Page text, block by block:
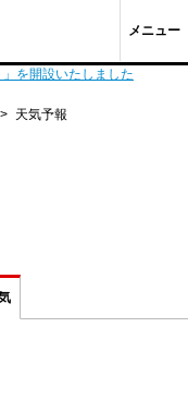
メニュー
を開設いたしました
> 天気予報